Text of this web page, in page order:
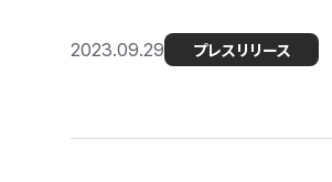
2023.09.29 プレスリリース